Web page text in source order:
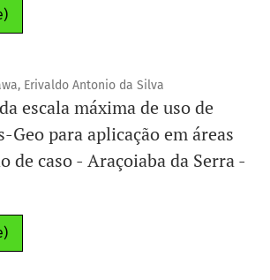
Erivaldo Antonio da Silva
escala máxima de uso de
Geo para aplicação em áreas
de caso - Araçoiaba da Serra -